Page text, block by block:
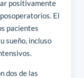
positivamente
El
pacientes
sueño, incluso
dos de las